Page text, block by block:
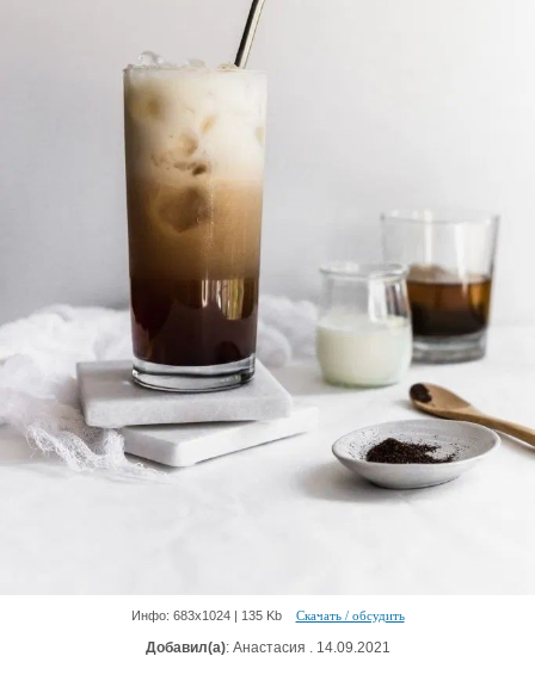
Инфо: 683х1024 | 135 Kb Скачать / обсудить
Добавил(а): Анастасия . 14.09.2021